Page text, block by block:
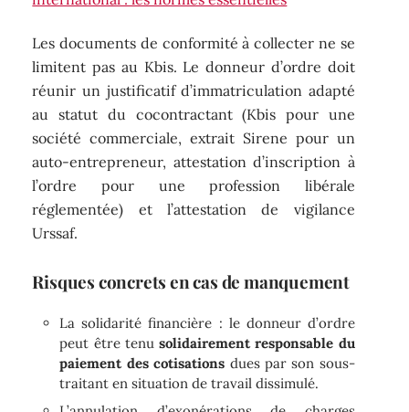
Les documents de conformité à collecter ne se
limitent pas au Kbis. Le donneur d’ordre doit
réunir un justificatif d’immatriculation adapté
au statut du cocontractant (Kbis pour une
société commerciale, extrait Sirene pour un
auto-entrepreneur, attestation d’inscription à
l’ordre pour une profession libérale
réglementée) et l’attestation de vigilance
Urssaf.
Risques concrets en cas de manquement
La solidarité financière : le donneur d’ordre
peut être tenusolidairement responsable du
paiement des cotisations dues par son sous-
traitant en situation de travail dissimulé.